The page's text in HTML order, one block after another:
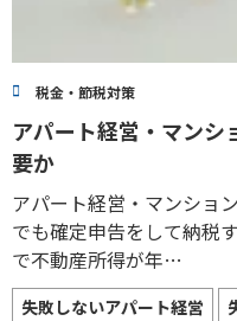
税金・節税対策
アパート経営・マンシ
要か
アパート経営・マンショ
でも確定申告をして納税
で不動産所得が年…
失敗しないアパート経営